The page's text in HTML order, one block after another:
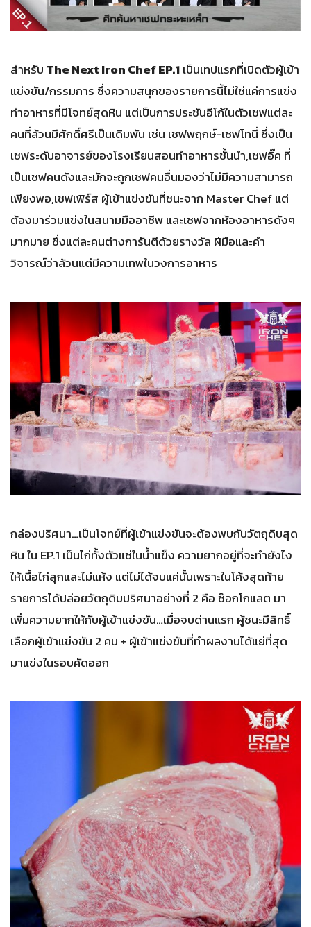
สำหรับ The Next Iron Chef EP.1เป็นเทปแรกที่เปิดตัวผู้เข้า
แข่งขัน/กรรมการ ซึ่งความสนุกของรายการนี้ไม่ใช่แค่การแข่ง
ทำอาหารที่มีโจทย์สุดหิน แต่เป็นการประชันอีโก้ในตัวเชฟแต่ละ
คนที่ล้วนมีศักดิ์ศรีเป็นเดิมพัน เช่น เชฟพฤกษ์-เชฟโทนี่ ซึ่งเป็น
เชฟระดับอาจารย์ของโรงเรียนสอนทำอาหารชั้นนำ,เชฟอิ๊ค ที่
เป็นเชฟคนดังและมักจะถูกเชฟคนอื่นมองว่าไม่มีความสามารถ
เพียงพอ,เชฟเฟิร์ส ผู้เข้าแข่งขันที่ชนะจาก Master Chef แต่
ต้องมาร่วมแข่งในสนามมืออาชีพ และเชฟจากห้องอาหารดังๆ
มากมาย ซึ่งแต่ละคนต่างการันตีด้วยรางวัล ฝีมือและคำ
วิจารณ์ว่าล้วนแต่มีความเทพในวงการอาหาร
กล่องปริศนา…เป็นโจทย์ที่ผู้เข้าแข่งขันจะต้องพบกับวัตถุดิบสุด
หิน ใน EP.1 เป็นไก่ทั้งตัวแช่ในน้ำแข็ง ความยากอยู่ที่จะทำยังไง
ให้เนื้อไก่สุกและไม่แห้ง แต่ไม่ได้จบแค่นั้นเพราะในโค้งสุดท้าย
รายการได้ปล่อยวัตถุดิบปริศนาอย่างที่ 2 คือ ช๊อกโกแลต มา
เพิ่มความยากให้กับผู้เข้าแข่งขัน…เมื่อจบด่านแรก ผู้ชนะมีสิทธิ์
เลือกผู้เข้าแข่งขัน 2 คน + ผู้เข้าแข่งขันที่ทำผลงานได้แย่ที่สุด
มาแข่งในรอบคัดออก